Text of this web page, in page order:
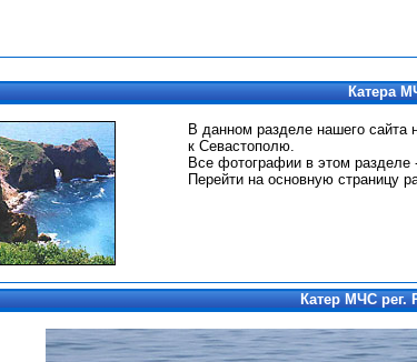
Катера
В данном разделе нашего
к Севастополю.
Все фотографии в этом разделе
Перейти на основную страницу
Катер МЧС рег.